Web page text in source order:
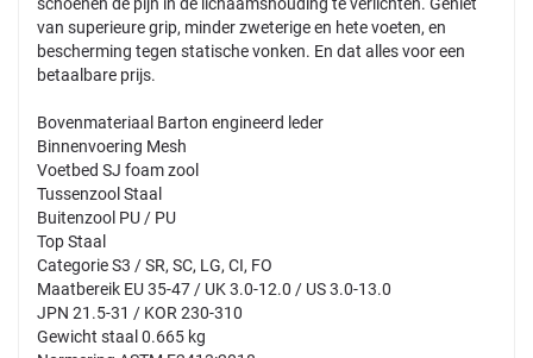
van superieure grip, minder zweterige en hete voeten, en
bescherming tegen statische vonken. En dat alles voor een
betaalbare prijs.
Bovenmateriaal Barton engineerd leder
Binnenvoering Mesh
Voetbed SJ foam zool
Tussenzool Staal
Buitenzool PU / PU
Top Staal
Categorie S3 / SR, SC, LG, CI, FO
Maatbereik EU 35-47 / UK 3.0-12.0 / US 3.0-13.0
JPN 21.5-31 / KOR 230-310
Gewicht staal 0.665 kg